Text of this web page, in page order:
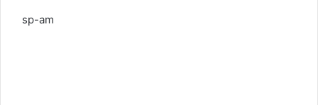
sp-am